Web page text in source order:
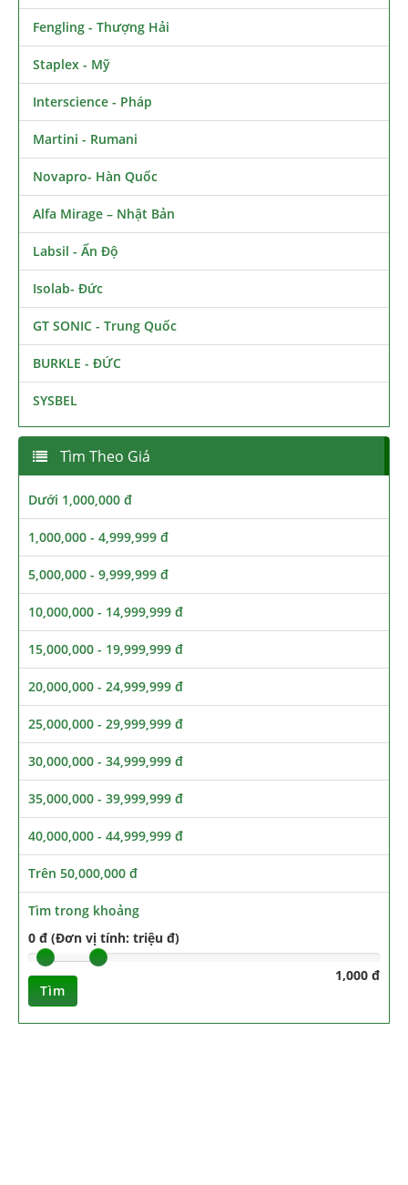
Fengling - Thượng Hải
Staplex - Mỹ
Interscience - Pháp
Martini - Rumani
Novapro- Hàn Quốc
Alfa Mirage – Nhật Bản
Labsil - Ấn Độ
Isolab- Đức
GT SONIC - Trung Quốc
BURKLE - ĐỨC
SYSBEL
Tìm Theo Giá
Dưới 1,000,000 đ
1,000,000 - 4,999,999 đ
5,000,000 - 9,999,999 đ
10,000,000 - 14,999,999 đ
15,000,000 - 19,999,999 đ
20,000,000 - 24,999,999 đ
25,000,000 - 29,999,999 đ
30,000,000 - 34,999,999 đ
35,000,000 - 39,999,999 đ
40,000,000 - 44,999,999 đ
Trên 50,000,000 đ
Tìm trong khoảng
0 đ (Đơn vị tính: triệu đ)
1,000 đ
Tìm